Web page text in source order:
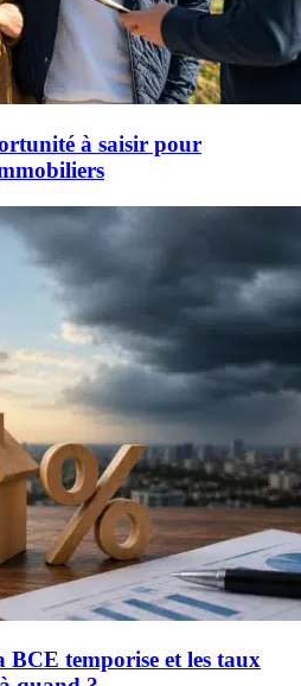
à saisir pour
temporise et les taux